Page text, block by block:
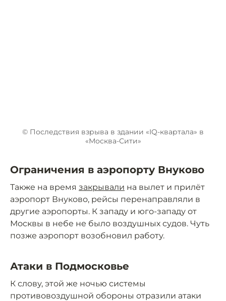
© Последствия взрыва в здании «IQ-квартала» в
«Москва-Сити»
Ограничения в аэропорту Внуково
Также на время закрывали на вылет и прилёт
аэропорт Внуково, рейсы перенаправляли в
другие аэропорты. К западу и юго-западу от
Москвы в небе не было воздушных судов. Чуть
позже аэропорт возобновил работу.
Атаки в Подмосковье
К слову, этой же ночью системы
противовоздушной обороны отразили атаки